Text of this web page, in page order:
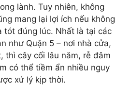
lành. Tuy nhiên, không
mang lại lợi ích nếu không
tót đúng lúc. Nhất là tại các
như Quận 5 – nơi nhà cửa,
thì cây cối lâu năm, rễ đâm
có thể tiềm ẩn nhiều nguy
xử lý kịp thời.